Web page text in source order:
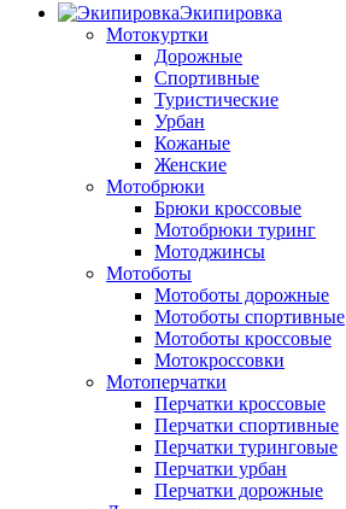
Экипировка
Мотокуртки
Дорожные
Спортивные
Туристические
Урбан
Кожаные
Женские
Мотобрюки
Брюки кроссовые
Мотобрюки туринг
Мотоджинсы
Мотоботы
Мотоботы дорожные
Мотоботы спортивные
Мотоботы кроссовые
Мотокроссовки
Мотоперчатки
Перчатки кроссовые
Перчатки спортивные
Перчатки туринговые
Перчатки урбан
Перчатки дорожные